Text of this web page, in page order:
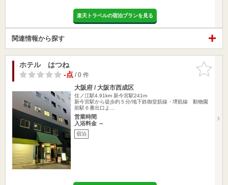
楽天トラベルの宿泊プランを見る
関連情報から探す
お気に入
りに追加
ホテル はつね
-点/ 0 件
大阪府 / 大阪市西成区
住ノ江駅4.91km 新今宮駅241m
新今宮駅から徒歩約５分/地下鉄御堂筋線・堺筋線 動物園
前駅６番出口よ…
営業時間
入浴料金 ～
宿泊